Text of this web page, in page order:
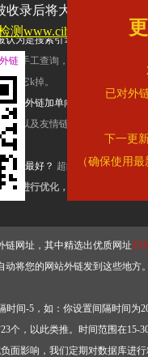
认为是搜索引擎优化作弊吗？
常手工查询，不是作弊。如果
让它k掉。
超级外链加单向链接可行吗？
链以及友情链接，您可以到站
效果最好？ 超级外链不同于普通
具进行优化，才能获得稳定的外
链网址，其中精选出优质网址
动将您的网站外链发到这些地方
时间-5，如：你设置间隔时间为
个，以此类推。时间范围在15-
面影响，我们定期对数据库进
收录后将大幅提升流量和
测www.cihai123.com是
已对外
下一更
（确保使用
链